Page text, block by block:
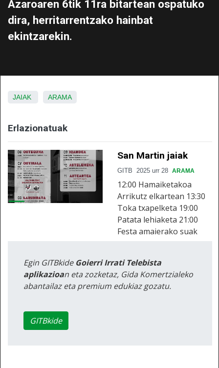
Azaroaren 6tik 11ra bitartean ospatuko
dira, herritarrentzako hainbat
ekintzarekin.
JAIAK ARAMA
Erlazionatuak
San Martin jaiak
GITB 2025 urr 28 ARAMA
12:00 Hamaiketakoa
Arrikutz elkartean 13:30
Toka txapelketa 19:00
Patata lehiaketa 21:00
Festa amaierako suak
Egin GITBkide Goierri Irrati Telebista
aplikazioan eta zozketaz, Gida Komertzialeko
abantailaz eta premium edukiaz gozatu.
GITBkide